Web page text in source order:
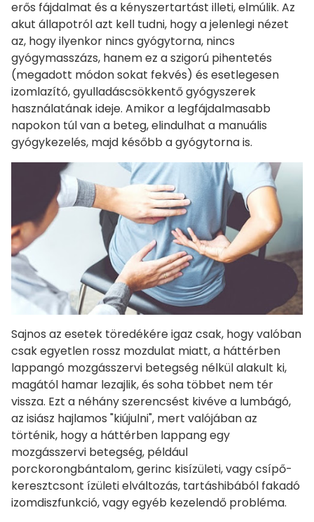
erős fájdalmat és a kényszertartást illeti, elmúlik. Az
akut állapotról azt kell tudni, hogy a jelenlegi nézet
az, hogy ilyenkor nincs gyógytorna, nincs
gyógymasszázs, hanem ez a szigorú pihentetés
(megadott módon sokat fekvés) és esetlegesen
izomlazító, gyulladáscsökkentő gyógyszerek
használatának ideje. Amikor a legfájdalmasabb
napokon túl van a beteg, elindulhat a manuális
gyógykezelés, majd később a gyógytorna is.
Sajnos az esetek töredékére igaz csak, hogy valóban
csak egyetlen rossz mozdulat miatt, a háttérben
lappangó mozgásszervi betegség nélkül alakult ki,
magától hamar lezajlik, és soha többet nem tér
vissza. Ezt a néhány szerencsést kivéve a lumbágó,
az isiász hajlamos "kiújulni", mert valójában az
történik, hogy a háttérben lappang egy
mozgásszervi betegség, például
porckorongbántalom, gerinc kisízületi, vagy csípő-
keresztcsont ízületi elváltozás, tartáshibából fakadó
izomdiszfunkció, vagy egyéb kezelendő probléma.